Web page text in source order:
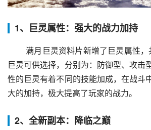
1、巨灵属性：强大的战力加持
巨灵可供选择，分别为：防御型、攻击
性的巨灵有着不同的技能加成，在战斗
大的加持，极大提高了玩家的战力。
2、全新副本：降临之巅